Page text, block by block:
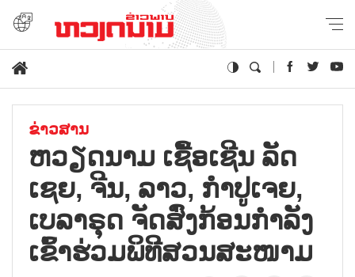
ຂ່າວສານ
ຫວຽດ​ນາມ ເຊື້ອ​ເຊີນ ລັດ​
ເຊຍ, ຈີນ, ລາວ, ກຳ​ປູ​ເຈຍ, ​
ເບ​ລາ​ຣຸດ ຈັດ​ສົ່ງ​ກ້ອນ​ກຳ​ລັງ​
ເຂົ້າ​ຮ່ວມ​​ພິ​ທີ​ສວນ​ສະ​ໜາມ